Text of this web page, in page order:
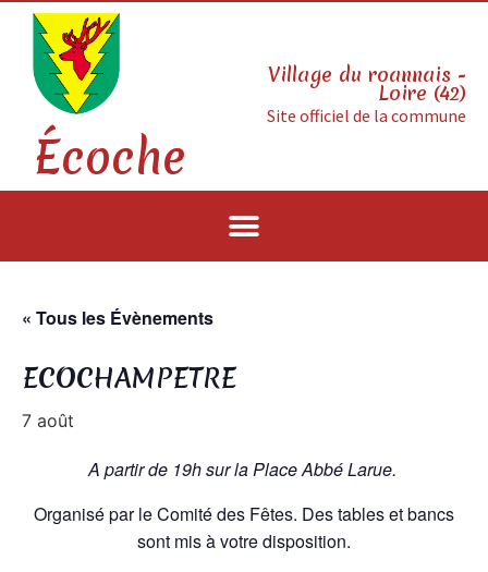
Écoche
Village du roannais -
Loire (42)
Site officiel de la commune
« Tous les Évènements
ECOCHAMPETRE
7 août
A partir de 19h sur la Place Abbé Larue.
Organisé par le Comité des Fêtes. Des tables et bancs
sont mis à votre disposition.